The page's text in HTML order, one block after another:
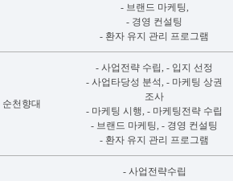
- 브랜드 마케팅,
- 경영 컨설팅
- 환자 유지 관리 프로그램
순천향대
- 사업전략 수립, - 입지 선정
- 사업타당성 분석, - 마케팅 상권
조사
- 마케팅 시행, - 마케팅전략 수립
- 브랜드 마케팅, - 경영 컨설팅
- 환자 유지 관리 프로그램
- 사업전략수립